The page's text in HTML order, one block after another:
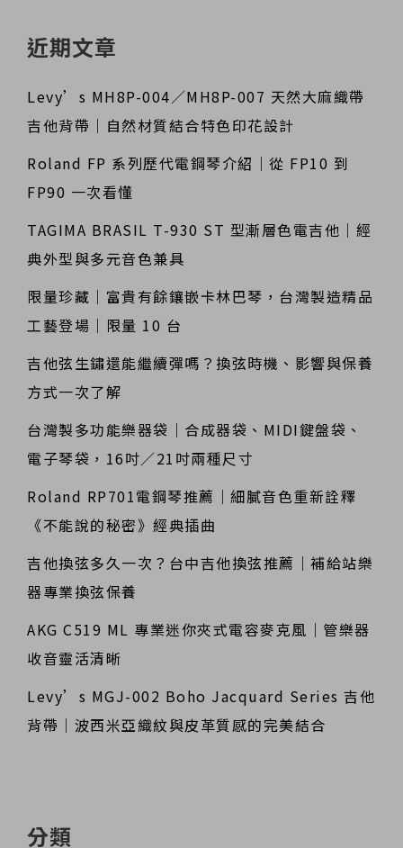
近期文章
Levy’s MH8P-004／MH8P-007 天然大麻織帶
吉他背帶｜自然材質結合特色印花設計
Roland FP 系列歷代電鋼琴介紹｜從 FP10 到
FP90 一次看懂
TAGIMA BRASIL T-930 ST 型漸層色電吉他｜經
典外型與多元音色兼具
限量珍藏｜富貴有餘鑲嵌卡林巴琴，台灣製造精品
工藝登場｜限量 10 台
吉他弦生鏽還能繼續彈嗎？換弦時機、影響與保養
方式一次了解
台灣製多功能樂器袋｜合成器袋、MIDI鍵盤袋、
電子琴袋，16吋／21吋兩種尺寸
Roland RP701電鋼琴推薦｜細膩音色重新詮釋
《不能說的秘密》經典插曲
吉他換弦多久一次？台中吉他換弦推薦｜補給站樂
器專業換弦保養
AKG C519 ML 專業迷你夾式電容麥克風｜管樂器
收音靈活清晰
Levy’s MGJ-002 Boho Jacquard Series 吉他
背帶｜波西米亞織紋與皮革質感的完美結合
分類